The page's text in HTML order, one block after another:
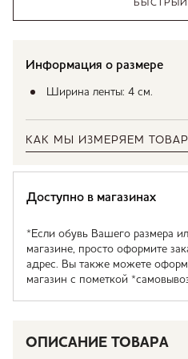
БЫСТРЫЙ
Информация о размере
Ширина ленты: 4 см.
КАК МЫ ИЗМЕРЯЕМ
Доступно в магазинах
*Если обувь Вашего размера
магазине, просто оформите
адрес. Вы также можете
магазин с пометкой
ОПИСАНИЕ ТОВАРА